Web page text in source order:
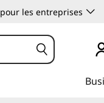
pour les entreprises